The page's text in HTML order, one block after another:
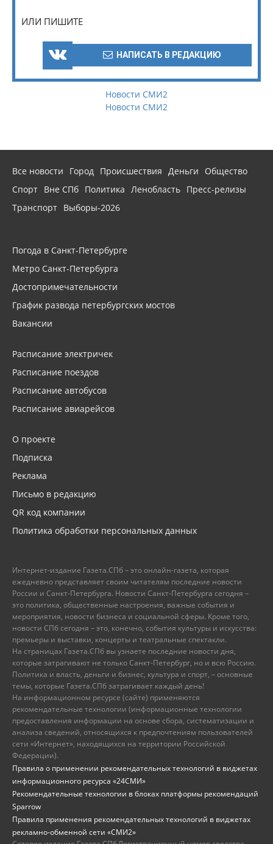
ИЛИ ПИШИТЕ
НАПИСАТЬ В РЕДАКЦИЮ
Новости СМИ2
Новости СМИ2
Все новости Город Происшествия Деньги
Общество
Спорт Вне СПб Политика Ленобласть Пресс-релизы
Транспорт Выборы-2026
Погода в Санкт-Петербурге
Метро Санкт-Петербурга
Достопримечательности
График развода петербургских мостов
Вакансии
Расписание электричек
Расписание поездов
Расписание автобусов
Расписание авиарейсов
О проекте
Подписка
Реклама
Письмо в редакцию
QR код компании
Политика обработки персональных данных
Интернет-издание Газета.СПб – это онлайн-газета, которая
ежедневно представляет своим читателям последние новости
России и Санкт-Петербурга. Новости Санкт-Петербурга сегодня –
это политика, общественные настроения, важные события и
мероприятия, новости бизнеса и социальной сферы. Кроме того,
новости СПб сегодня – это, конечно, события культуры и искусства:
премьеры и выставки, концерты и театральные спектакли.
На страницах Газета.СПб вы узнаете последние новости дня,
которые затрагивают не только Санкт-Петербург, но и всю Россию.
Политика и власть, деньги и бизнес, культура и спорт, – основные
темы, которые Газета.СПб затрагивает каждый день!
На информационном ресурсе (сайте) применяются
рекомендательные технологии (информационные технологии
предоставления информации на основе сбора, систематизации и
анализа сведений, относящихся к предпочтениям пользователей
сети «Интернет», находящихся на территории Российской
Федерации).
Правила о применении рекомендательных технологий в виджетах
информационного ресурса «24СМИ»
Рекомендательные технологии в блоках платформы рекомендаций
Sparrow
Правила применения рекомендательных технологий в виджетах
рекламно-обменной сети «СМИ2»